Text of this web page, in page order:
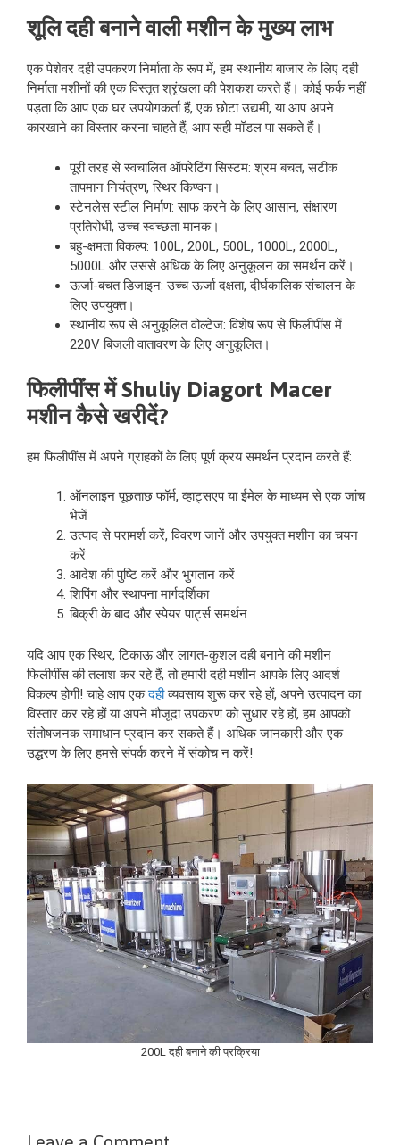
शूलि दही बनाने वाली मशीन के मुख्य लाभ
एक पेशेवर दही उपकरण निर्माता के रूप में, हम स्थानीय बाजार के लिए दही
निर्माता मशीनों की एक विस्तृत श्रृंखला की पेशकश करते हैं। कोई फर्क नहीं
पड़ता कि आप एक घर उपयोगकर्ता हैं, एक छोटा उद्यमी, या आप अपने
कारखाने का विस्तार करना चाहते हैं, आप सही मॉडल पा सकते हैं।
पूरी तरह से स्वचालित ऑपरेटिंग सिस्टम: श्रम बचत, सटीक
तापमान नियंत्रण, स्थिर किण्वन।
स्टेनलेस स्टील निर्माण: साफ करने के लिए आसान, संक्षारण
प्रतिरोधी, उच्च स्वच्छता मानक।
बहु-क्षमता विकल्प: 100L, 200L, 500L, 1000L, 2000L,
5000L और उससे अधिक के लिए अनुकूलन का समर्थन करें।
ऊर्जा-बचत डिजाइन: उच्च ऊर्जा दक्षता, दीर्घकालिक संचालन के
लिए उपयुक्त।
स्थानीय रूप से अनुकूलित वोल्टेज: विशेष रूप से फिलीपींस में
220V बिजली वातावरण के लिए अनुकूलित।
फिलीपींस में Shuliy Diagort Macer
मशीन कैसे खरीदें?
हम फिलीपींस में अपने ग्राहकों के लिए पूर्ण क्रय समर्थन प्रदान करते हैं:
ऑनलाइन पूछताछ फॉर्म, व्हाट्सएप या ईमेल के माध्यम से एक जांच
भेजें
उत्पाद से परामर्श करें, विवरण जानें और उपयुक्त मशीन का चयन
करें
आदेश की पुष्टि करें और भुगतान करें
शिपिंग और स्थापना मार्गदर्शिका
बिक्री के बाद और स्पेयर पार्ट्स समर्थन
यदि आप एक स्थिर, टिकाऊ और लागत-कुशल दही बनाने की मशीन
फिलीपींस की तलाश कर रहे हैं, तो हमारी दही मशीन आपके लिए आदर्श
विकल्प होगी! चाहे आप एकदहीव्यवसाय शुरू कर रहे हों, अपने उत्पादन का
विस्तार कर रहे हों या अपने मौजूदा उपकरण को सुधार रहे हों, हम आपको
संतोषजनक समाधान प्रदान कर सकते हैं। अधिक जानकारी और एक
उद्धरण के लिए हमसे संपर्क करने में संकोच न करें!
200L दही बनाने की प्रक्रिया